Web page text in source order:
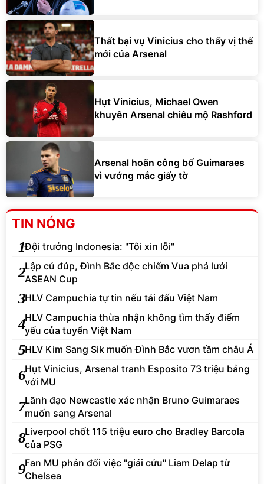
Thất bại vụ Vinicius cho thấy vị thế
mới của Arsenal
Hụt Vinicius, Michael Owen
khuyên Arsenal chiêu mộ Rashford
Arsenal hoãn công bố Guimaraes
vì vướng mắc giấy tờ
TIN NÓNG
1Đội trưởng Indonesia: "Tôi xin lỗi"
2Lập cú đúp, Đình Bắc độc chiếm Vua phá lưới
ASEAN Cup
3HLV Campuchia tự tin nếu tái đấu Việt Nam
4HLV Campuchia thừa nhận không tìm thấy điểm
yếu của tuyển Việt Nam
5HLV Kim Sang Sik muốn Đình Bắc vươn tầm châu Á
6Hụt Vinicius, Arsenal tranh Esposito 73 triệu bảng
với MU
7Lãnh đạo Newcastle xác nhận Bruno Guimaraes
muốn sang Arsenal
8Liverpool chốt 115 triệu euro cho Bradley Barcola
của PSG
9Fan MU phản đối việc "giải cứu" Liam Delap từ
Chelsea